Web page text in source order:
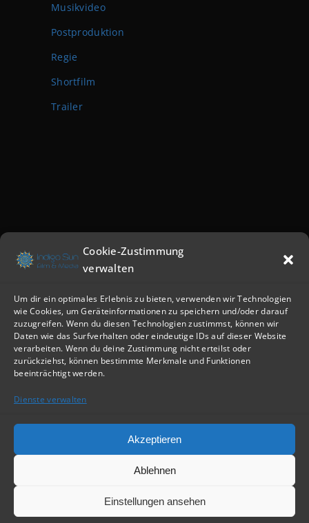
Cookie-Zustimmung
verwalten
Um dir ein optimales Erlebnis zu bieten, verwenden wir Technologien
wie Cookies, um Geräteinformationen zu speichern und/oder darauf
zuzugreifen. Wenn du diesen Technologien zustimmst, können wir
Daten wie das Surfverhalten oder eindeutige IDs auf dieser Website
verarbeiten. Wenn du deine Zustimmung nicht erteilst oder
zurückziehst, können bestimmte Merkmale und Funktionen
beeinträchtigt werden.
Dienste verwalten
Akzeptieren
Ablehnen
Einstellungen ansehen
Musikvideo
Postproduktion
Regie
Shortfilm
Trailer